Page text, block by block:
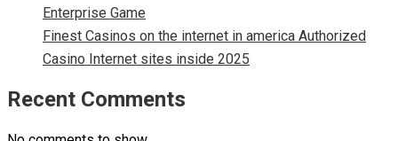
Enterprise Game
Finest Casinos on the internet in america Authorized
Casino Internet sites inside 2025
Recent Comments